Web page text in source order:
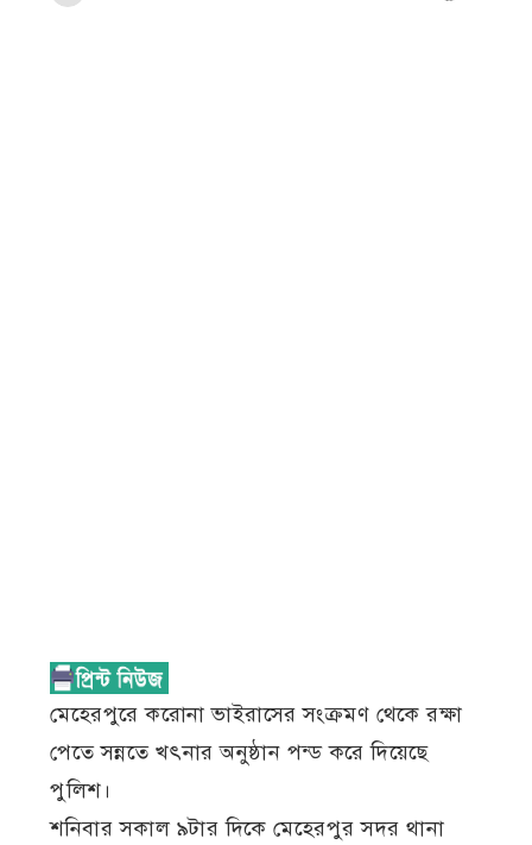
মেহেরপুরে করোনা ভাইরাসের সংক্রমণ থেকে রক্ষা
পেতে সন্নতে খৎনার অনুষ্ঠান পন্ড করে দিয়েছে
পুলিশ।
শনিবার সকাল ৯টার দিকে মেহেরপুর সদর থানা